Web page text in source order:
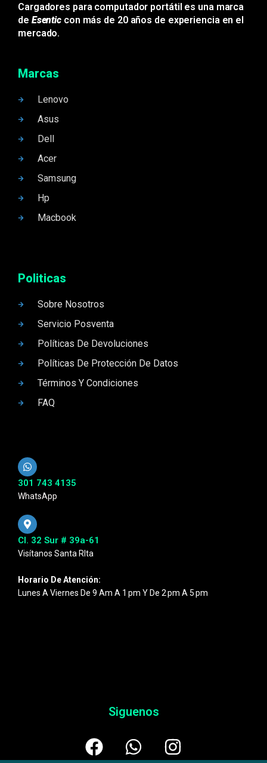
Cargadores para computador portátil es una marca
de Esentic con más de 20 años de experiencia en el
mercado.
Marcas
Lenovo
Asus
Dell
Acer
Samsung
Hp
Macbook
Politicas
Sobre Nosotros
Servicio Posventa
Políticas De Devoluciones
Políticas De Protección De Datos
Términos Y Condiciones
FAQ
301 743 4135
WhatsApp
Cl. 32 Sur # 39a-61
Visítanos Santa RIta
Horario De Atención:
Lunes A Viernes De 9 Am A 1 Pm Y De 2 Pm A 5 Pm
Siguenos